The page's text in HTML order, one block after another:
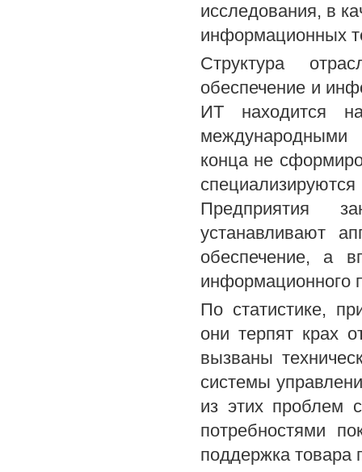
исследования, в
информационных
Структура
обеспечение и
ИТ находится
международными
конца не
Предприятия
устанавливают
обеспечение, а
информационного
По статистике,
они терпят крах
вызваны
системы
из этих проблем
потребностями
поддержка товара